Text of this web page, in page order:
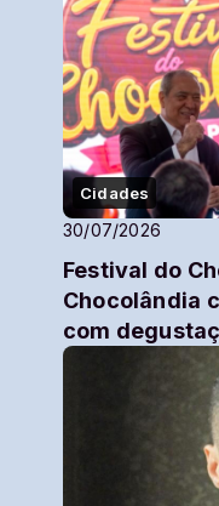
Cidades
30/07/2026
Festival do
Chocolândia
com
novidades da